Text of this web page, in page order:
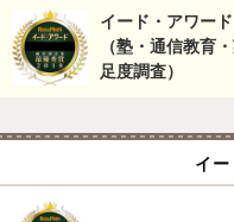
イード・アワード
（塾・通信教育
足度調査）
イー